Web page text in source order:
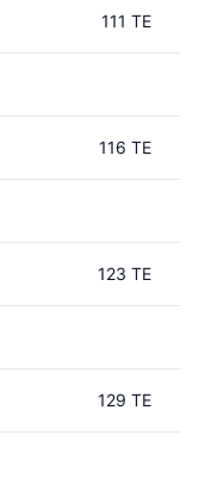
111 TE
116 TE
123 TE
129 TE